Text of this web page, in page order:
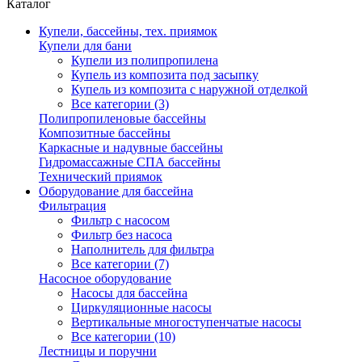
Каталог
Купели, бассейны, тех. приямок
Купели для бани
Купели из полипропилена
Купель из композита под засыпку
Купель из композита с наружной отделкой
Все категории (3)
Полипропиленовые бассейны
Композитные бассейны
Каркасные и надувные бассейны
Гидромассажные СПА бассейны
Технический приямок
Оборудование для бассейна
Фильтрация
Фильтр с насосом
Фильтр без насоса
Наполнитель для фильтра
Все категории (7)
Насосное оборудование
Насосы для бассейна
Циркуляционные насосы
Вертикальные многоступенчатые насосы
Все категории (10)
Лестницы и поручни